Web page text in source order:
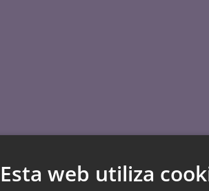
Esta web utiliza